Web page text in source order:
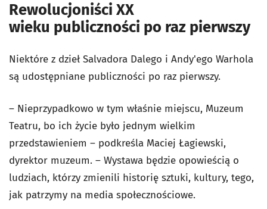
Rewolucjoniści XX
wieku publiczności po raz pierwszy
Niektóre z dzieł Salvadora Dalego i Andy'ego Warhola
są udostępniane publiczności po raz pierwszy.
– Nieprzypadkowo w tym właśnie miejscu, Muzeum
Teatru, bo ich życie było jednym wielkim
przedstawieniem – podkreśla Maciej Łagiewski,
dyrektor muzeum. – Wystawa będzie opowieścią o
ludziach, którzy zmienili historię sztuki, kultury, tego,
jak patrzymy na media społecznościowe.